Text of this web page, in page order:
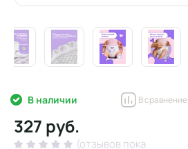
В наличии
327 руб.
В сравнение
(отзывов пока